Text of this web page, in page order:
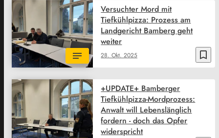
bookmark_border
28. Okt. 2025
Versuchter Mord mit
Tiefkühlpizza: Prozess am
Landgericht Bamberg geht
weiter
+UPDATE+ Bamberger
Tiefkühlpizza-Mordprozess:
Anwalt will Lebenslänglich
fordern - doch das Opfer
widerspricht